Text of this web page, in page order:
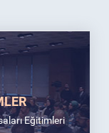
Eğitimleri